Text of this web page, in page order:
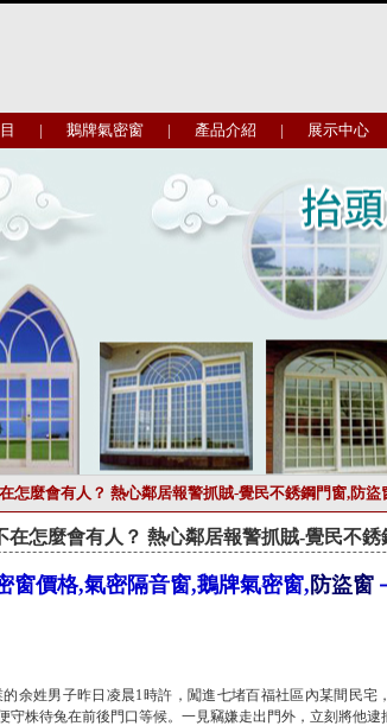
| 鵝牌氣密窗 | 產品介紹 | 展示中心
怎麼會有人？ 熱心鄰居報警抓賊-覺民不銹鋼門窗,防盜
在怎麼會有人？ 熱心鄰居報警抓賊-覺民不銹
窗價格,氣密隔音窗,鵝牌氣密窗, 防盜窗
的余姓男子昨日凌晨1時許，闖進七堵百福社區內某間民
株待兔在前後門口等候。一見竊嫌走出門外，立刻將他逮